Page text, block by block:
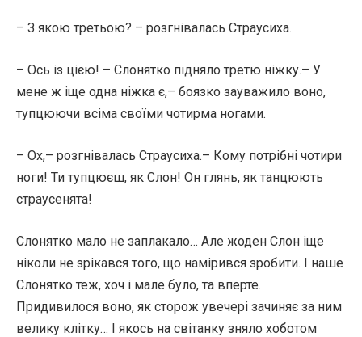
– З якою третьою? – розгнівалась Страусиха.
– Ось із цією! – Слонятко підняло третю ніжку.– У
мене ж іще одна ніжка є,– боязко зауважило воно,
тупцюючи всіма своїми чотирма ногами.
– Ох,– розгнівалась Страусиха.– Кому потрібні чотири
ноги! Ти тупцюєш, як Слон! Он глянь, як танцюють
страусенята!
Слонятко мало не заплакало… Але жоден Слон іще
ніколи не зрікався того, що намірився зробити. І наше
Слонятко теж, хоч і мале було, та вперте.
Придивилося воно, як сторож увечері зачиняє за ним
велику клітку… І якось на світанку зняло хоботом